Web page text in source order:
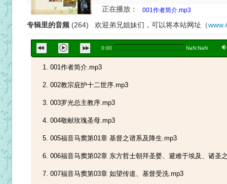
正在播放：
专辑里的音频 (264) 欢迎弟兄姐妹们，可以将本站网址（
0:00 NaN:NaN a
001作者简介.mp3
001作者简介.mp3
002教宗庇护十二世序.mp3
003罗光总主教序.mp3
004敬献玫瑰圣母.mp3
005福音马窦第01章 基督之谱系及降生.mp3
006福音马窦第02章 东方哲士朝拜圣婴、避难于埃及、诸圣
007福音马窦第03章 如望传道、基督受洗.mp3